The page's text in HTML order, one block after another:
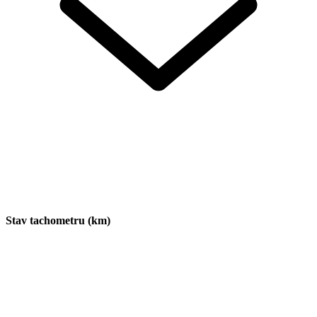
Stav tachometru (km)